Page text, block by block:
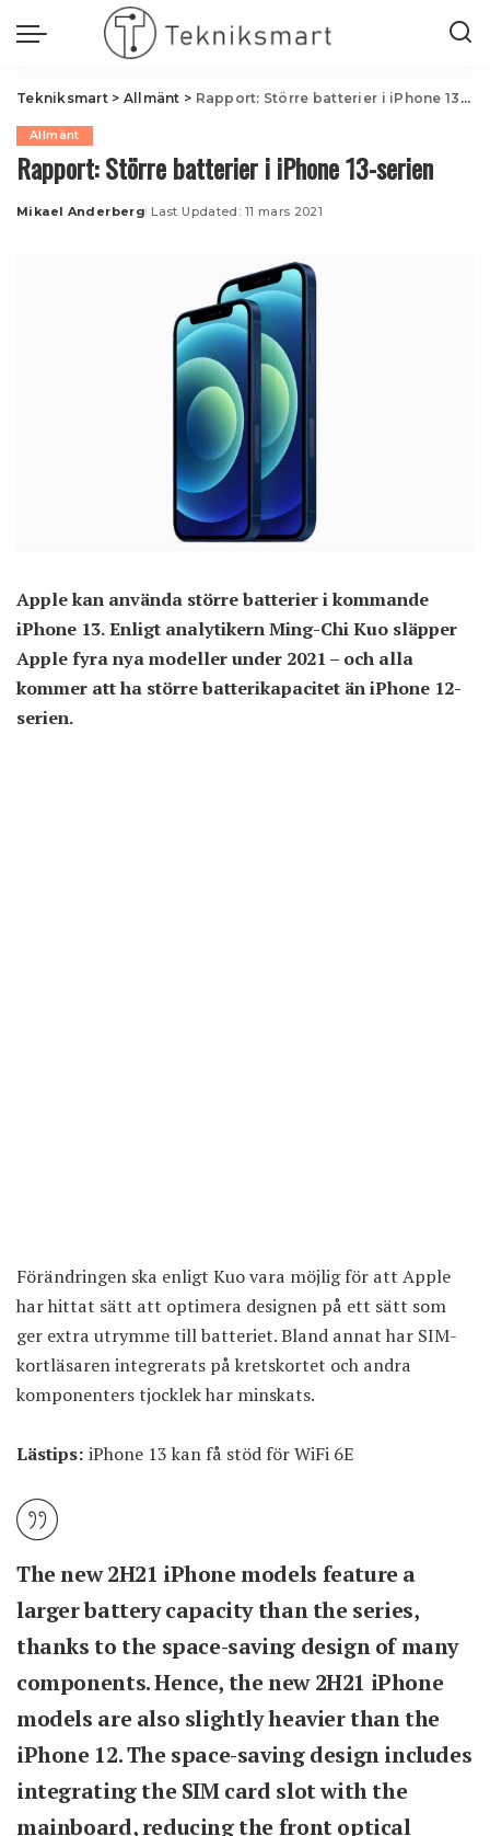
Tekniksmart> Allmänt > Rapport: Större batterier i iPhone 13-serien
Allmänt
Rapport: Större batterier i iPhone 13-serien
Posted
Mikael Anderberg Last Updated: 11 mars 2021
Apple kan använda större batterier i kommande
iPhone 13. Enligt analytikern Ming-Chi Kuo släpper
Apple fyra nya modeller under 2021 – och alla
kommer att ha större batterikapacitet än iPhone 12-
serien.
Förändringen ska enligt Kuo vara möjlig för att Apple
har hittat sätt att optimera designen på ett sätt som
ger extra utrymme till batteriet. Bland annat har SIM-
kortläsaren integrerats på kretskortet och andra
komponenters tjocklek har minskats.
Lästips: iPhone 13 kan få stöd för WiFi 6E
The new 2H21 ‌iPhone‌ models feature a
larger battery capacity than the series,
thanks to the space-saving design of many
components. Hence, the new 2H21 ‌iPhone‌
models are also slightly heavier than the
‌iPhone 12‌. The space-saving design includes
integrating the SIM card slot with the
mainboard, reducing the front optical